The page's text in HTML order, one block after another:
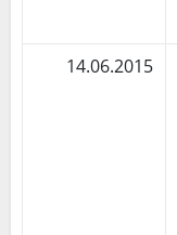
14.06.2015